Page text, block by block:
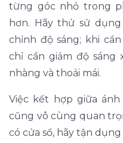
từng góc nhỏ trong
hơn. Hãy thử sử
chỉnh độ sáng; khi
chỉ cần giảm độ sáng
nhàng và thoải mái.
Việc kết hợp giữa
cũng vô cùng quan
có cửa sổ, hãy tận